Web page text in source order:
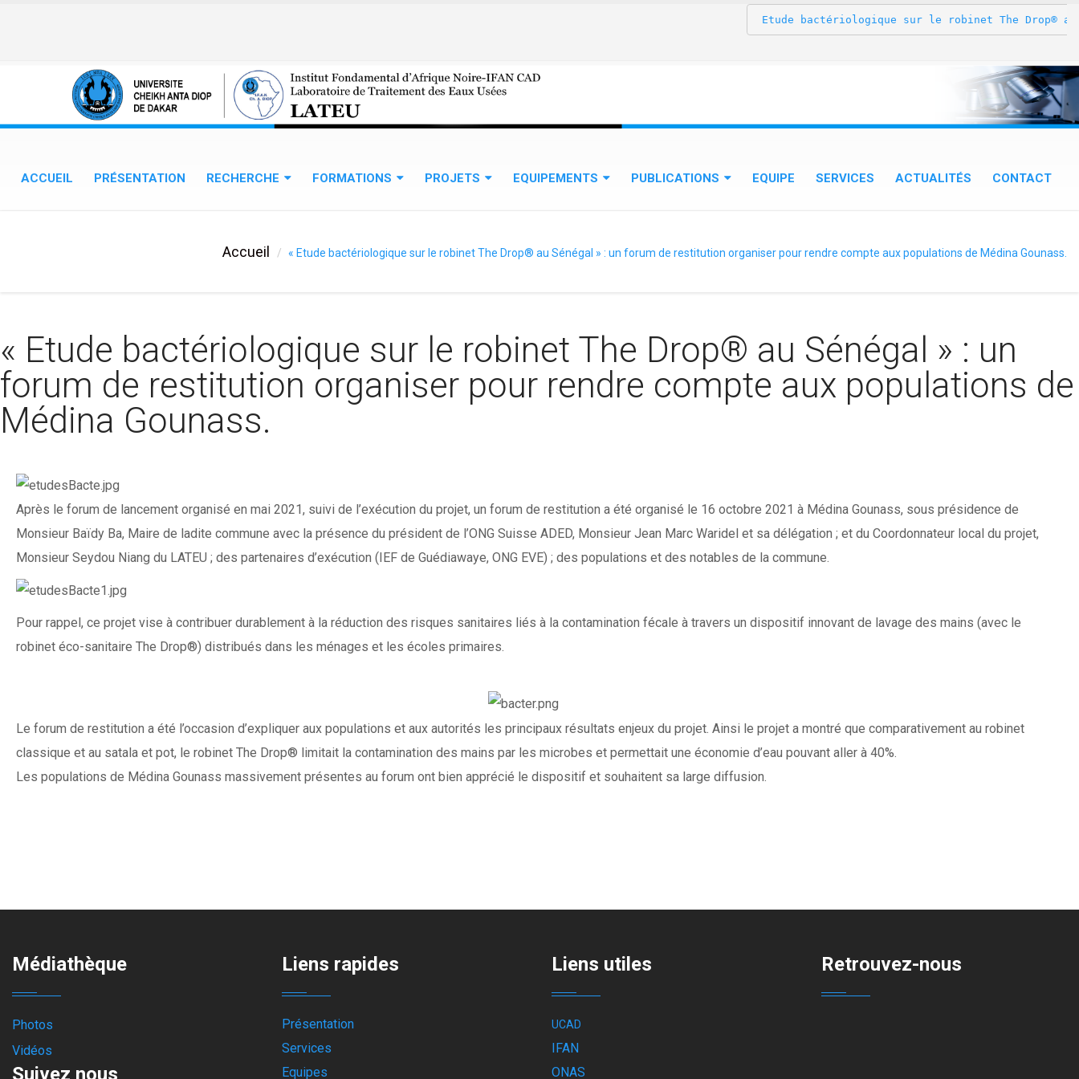
Etude bactériologique sur le robinet The Drop® au
ACCUEIL PRÉSENTATION RECHERCHE FORMATIONS PROJETS EQUIPEMENTS PUBLICATIONS EQUIPE SERVICES ACTUALITÉS CONTACT
Accueil « Etude bactériologique sur le robinet The Drop® au Sénégal » : un forum de restitution organiser pour rendre compte aux populations de Médina Gounass.
« Etude bactériologique sur le robinet The Drop® au Sénégal » : un
forum de restitution organiser pour rendre compte aux populations de
Médina Gounass.
Après le forum de lancement organisé en mai 2021, suivi de l’exécution du projet, un forum de restitution a été organisé le 16 octobre 2021 à Médina Gounass, sous présidence de
Monsieur Baïdy Ba, Maire de ladite commune avec la présence du président de l’ONG Suisse ADED, Monsieur Jean Marc Waridel et sa délégation ; et du Coordonnateur local du projet,
Monsieur Seydou Niang du LATEU ; des partenaires d’exécution (IEF de Guédiawaye, ONG EVE) ; des populations et des notables de la commune.
Pour rappel, ce projet vise à contribuer durablement à la réduction des risques sanitaires liés à la contamination fécale à travers un dispositif innovant de lavage des mains (avec le
robinet éco-sanitaire The Drop®) distribués dans les ménages et les écoles primaires.
Le forum de restitution a été l’occasion d’expliquer aux populations et aux autorités les principaux résultats enjeux du projet. Ainsi le projet a montré que comparativement au robinet
classique et au satala et pot, le robinet The Drop® limitait la contamination des mains par les microbes et permettait une économie d’eau pouvant aller à 40%.
Les populations de Médina Gounass massivement présentes au forum ont bien apprécié le dispositif et souhaitent sa large diffusion.
Médiathèque
Photos
Vidéos
Suivez nous
Liens rapides
Présentation
Services
Equipes
Liens utiles
UCAD
IFAN
ONAS
Retrouvez-nous